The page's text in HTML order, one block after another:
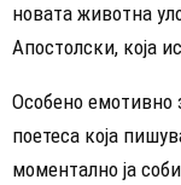
новата животна
Апостолски, која
Особено емотивно
поетеса која
моментално ја